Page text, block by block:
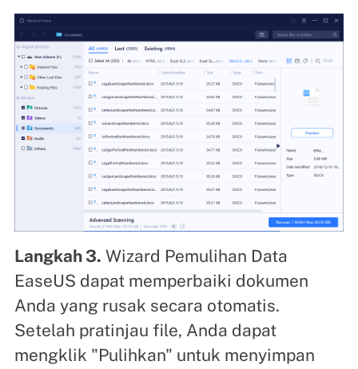
Langkah 3. Wizard Pemulihan Data
EaseUS dapat memperbaiki dokumen
Anda yang rusak secara otomatis.
Setelah pratinjau file, Anda dapat
mengklik "Pulihkan" untuk menyimpan